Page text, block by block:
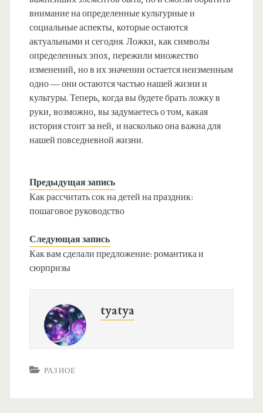
внимание на определенные культурные и
социальные аспекты, которые остаются
актуальными и сегодня. Ложки, как символы
определенных эпох, пережили множество
изменений, но в их значении остается неизменным
одно — они остаются частью нашей жизни и
культуры. Теперь, когда вы будете брать ложку в
руки, возможно, вы задумаетесь о том, какая
история стоит за ней, и насколько она важна для
нашей повседневной жизни.
Предыдущая запись
Как рассчитать сок на детей на праздник:
пошаговое руководство
Следующая запись
Как вам сделали предложение: романтика и
сюрпризы
tyatya
РАЗНОЕ